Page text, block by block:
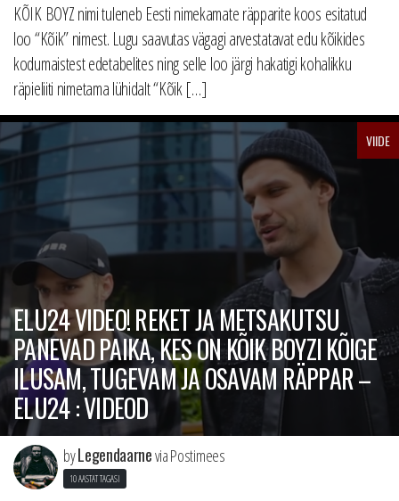
KÕIK BOYZ nimi tuleneb Eesti nimekamate räpparite koos esitatud
loo “Kõik” nimest. Lugu saavutas vägagi arvestatavat edu kõikides
kodumaistest edetabelites ning selle loo järgi hakatigi kohalikku
räpieliiti nimetama lühidalt “Kõik […]
VIIDE
ELU24 VIDEO! REKET JA METSAKUTSU
PANEVAD PAIKA, KES ON KÕIK BOYZI KÕIGE
ILUSAM, TUGEVAM JA OSAVAM RÄPPAR –
ELU24 : VIDEOD
byLegendaarnevia Postimees
10 AASTAT TAGASI